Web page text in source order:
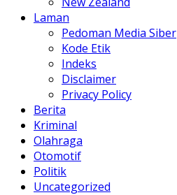
Laman
Pedoman Media Siber
Kode Etik
Indeks
Disclaimer
Privacy Policy
Berita
Kriminal
Olahraga
Otomotif
Politik
Uncategorized